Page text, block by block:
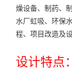
燥设备、制药、
水厂虹吸、环保
程、项目改造及
设计特点